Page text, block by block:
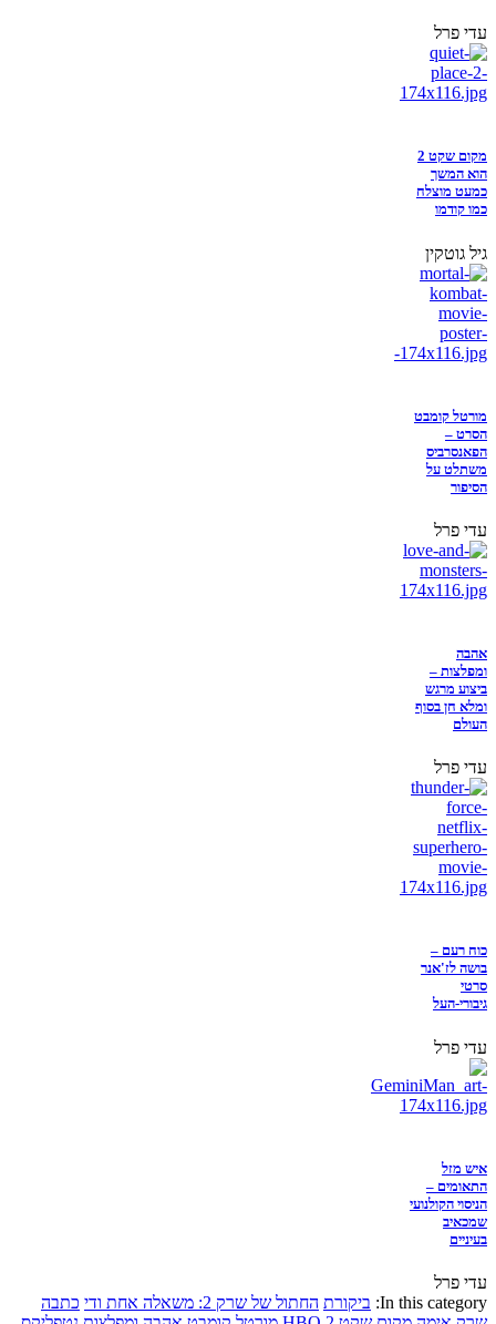
עדי פרל
מקום שקט 2
הוא המשך
כמעט מוצלח
כמו קודמו
גיל גוטקין
מורטל קומבט
הסרט –
הפאנסרביס
משתלט על
הסיפור
עדי פרל
אהבה
ומפלצות –
ביצוע מרגש
ומלא חן בסוף
העולם
עדי פרל
כוח רעם –
בושה לז'אנר
סרטי
גיבורי-העל
עדי פרל
איש מזל
התאומים –
הניסוי הקולנועי
שמכאיב
בעיניים
עדי פרל
In this category: ביקורת החתול של שרק 2: משאלה אחת ודי
כתבה